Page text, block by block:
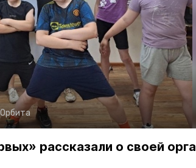
Орбита
рассказали о своей